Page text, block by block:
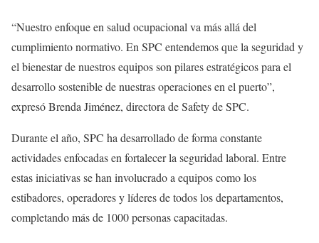
“Nuestro enfoque en salud ocupacional va más allá del
cumplimiento normativo. En SPC entendemos que la seguridad y
el bienestar de nuestros equipos son pilares estratégicos para el
desarrollo sostenible de nuestras operaciones en el puerto”,
expresó Brenda Jiménez, directora de Safety de SPC.
Durante el año, SPC ha desarrollado de forma constante
actividades enfocadas en fortalecer la seguridad laboral. Entre
estas iniciativas se han involucrado a equipos como los
estibadores, operadores y líderes de todos los departamentos,
completando más de 1000 personas capacitadas.